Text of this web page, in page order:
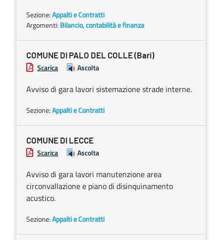
Sezione:Appalti e Contratti
Argomenti: Bilancio, contabilità e finanza
COMUNE DI PALO DEL COLLE (Bari)
Scarica Ascolta
Avviso di gara lavori sistemazione strade interne.
Sezione:Appalti e Contratti
COMUNE DI LECCE
Scarica Ascolta
Avviso di gara lavori manutenzione area
circonvallazione e piano di disinquinamento
acustico.
Sezione:Appalti e Contratti